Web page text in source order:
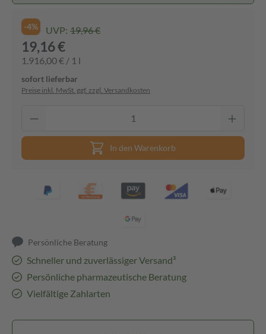
-4% UVP: 19,96 €
19,16 €
1.916,00 € / 1 l
sofort lieferbar
Preise inkl. MwSt. ggf. zzgl. Versandkosten
In den Warenkorb
Persönliche Beratung
Schneller und zuverlässiger Versand³
Persönliche pharmazeutische Beratung
Vielfältige Zahlarten